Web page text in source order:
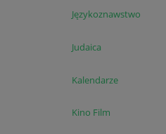
Językoznawstwo
Judaica
Kalendarze
Kino Film